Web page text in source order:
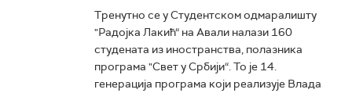
Тренутно се у Студентском одмаралишту
"Радојка Лакић“ на Авали налази 160
студената из иностранства, полазника
програма "Свет у Србији“. То је 14.
генерација програма који реализује Влада